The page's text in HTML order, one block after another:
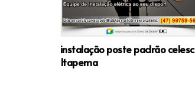
instalação poste padrão celesc
Itapema